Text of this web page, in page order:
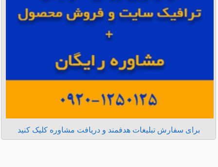
برای سفارش تبلیغات هدفمند و دریافت مشاوره کلیک کنید